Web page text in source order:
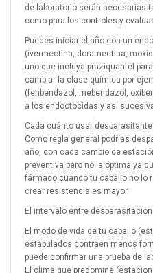
de laboratorio serán necesarias
como para los controles y
Puedes iniciar el año con un
(ivermectina, doramectina,
uno que incluya praziquantel
cambiar la clase química por
(fenbendazol, mebendazol,
a los endoctocidas y así
Cada cuánto usar
Como regla general podrías
año, con cada cambio de
preventiva pero no la óptima ya
fármaco cuando tu caballo no lo
crear resistencia es mayor.
El intervalo entre
El modo de vida de tu caballo
estabulados contraen menos
puede confirmar una prueba de
El clima que predomine